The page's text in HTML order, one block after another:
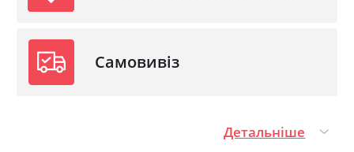
Самовивіз
Детальніше